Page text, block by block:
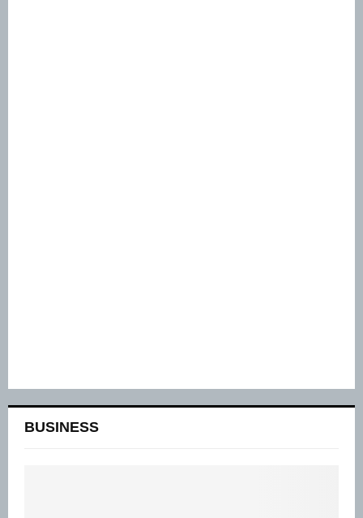
BUSINESS